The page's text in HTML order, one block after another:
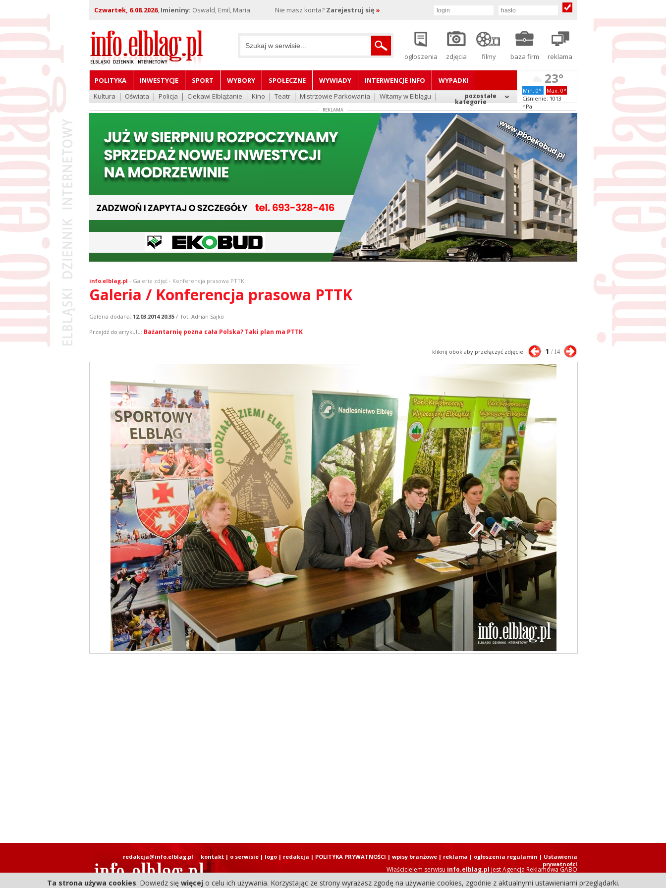
Czwartek, 6.08.2026, Imieniny: Oswald, Emil, Maria Nie masz konta? Zarejestruj się »
ogłoszenia zdjęcia filmy baza firm reklama
POLITYKA INWESTYCJE SPORT WYBORY SPOŁECZNE WYWIADY INTERWENCJE INFO
WYPADKI
Kultura
Oświata Policja Ciekawi Elblążanie Kino Teatr Mistrzowie Parkowania Witamy w Elblągu pozostałe
kategorie
23°
Min. 0°
Max. 0°
Ciśnienie: 1013
hPa
REKLAMA
info.elblag.pl - Galerie zdjęć- Konferencja prasowa PTTK
Galeria / Konferencja prasowa PTTK
Galeria dodana: 12.03.2014 20:35/ fot. Adrian Sajko
Przejdź do artykułu: Bażantarnię pozna cała Polska? Taki plan ma PTTK
kliknij obok aby przełączyć zdjęcie 1 / 14
Właścicielem serwisu info.elblag.pl jestAgencja Reklamowa GABO
Copyright © 2004-2026 Elbląski Dziennik Internetowy. Wszystkie prawa zastrzeżone.
redakcja@info.elblag.pl kontakt| o serwisie| logo| redakcja | POLITYKA PRYWATNOŚCI | wpisy branżowe| reklama | ogłoszenia regulamin | Ustawienia
prywatności
Ta strona używa cookies. Dowiedz się więcej o celu ich używania. Korzystając ze strony wyrażasz zgodę na używanie cookies, zgodnie z aktualnymi ustawieniami przeglądarki.